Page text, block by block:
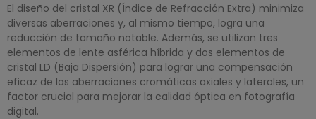
El diseño del cristal XR (Índice de Refracción Extra) minimiza
diversas aberraciones y, al mismo tiempo, logra una
reducción de tamaño notable. Además, se utilizan tres
elementos de lente asférica híbrida y dos elementos de
cristal LD (Baja Dispersión) para lograr una compensación
eficaz de las aberraciones cromáticas axiales y laterales, un
factor crucial para mejorar la calidad óptica en fotografía
digital.